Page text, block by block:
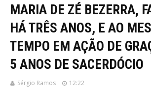
MARIA DE ZÉ BEZERRA,
HÁ TRÊS ANOS, E AO
TEMPO EM AÇÃO DE
5 ANOS DE SACERDÓCIO
Sérgio Ramos 12:22